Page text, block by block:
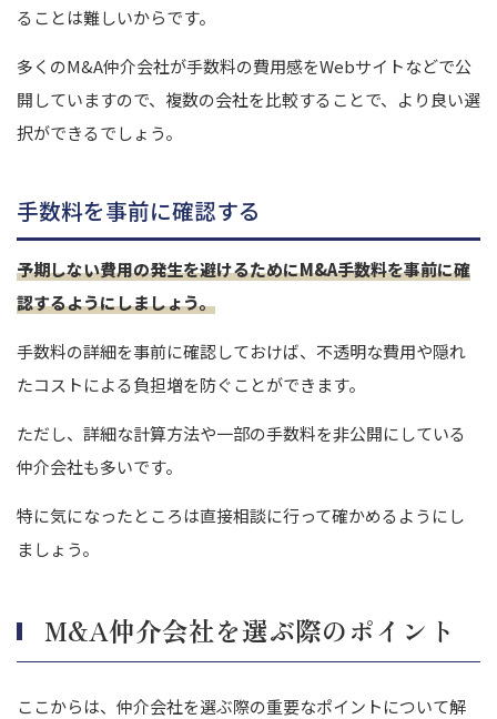
ることは難しいからです。
多くのM&A仲介会社が手数料の費用感をWebサイトなどで公
開していますので、複数の会社を比較することで、より良い選
択ができるでしょう。
手数料を事前に確認する
予期しない費用の発生を避けるためにM&A手数料を事前に確
認するようにしましょう。
手数料の詳細を事前に確認しておけば、不透明な費用や隠れ
たコストによる負担増を防ぐことができます。
ただし、詳細な計算方法や一部の手数料を非公開にしている
仲介会社も多いです。
特に気になったところは直接相談に行って確かめるようにし
ましょう。
M&A仲介会社を選ぶ際のポイント
ここからは、仲介会社を選ぶ際の重要なポイントについて解